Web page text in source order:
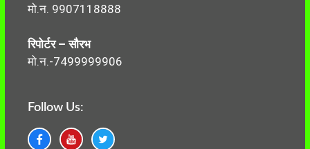
मो.न. 9907118888
रिपोर्टर – सौरभ
मो.न.-7499999906
Follow Us: